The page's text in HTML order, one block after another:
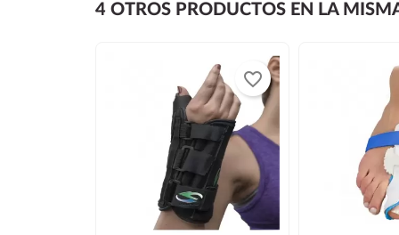
4 OTROS PRODUCTOS EN LA
favorite_border